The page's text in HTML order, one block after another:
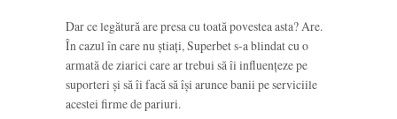
Dar ce legătură are presa cu toată povestea asta? Are.
În cazul în care nu știați, Superbet s-a blindat cu o
armată de ziarici care ar trebui să îi influențeze pe
suporteri și să îi facă să își arunce banii pe serviciile
acestei firme de pariuri.